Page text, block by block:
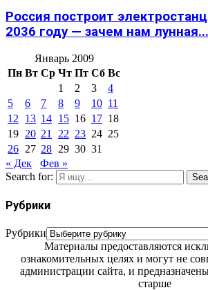
Россия построит
2036 году — зачем нам лунная...
Январь 2009
Пн Вт Ср Чт Пт Сб Вс
1
2 3
4
5
6 7 8 9 10 11
12
13 14 15 16 17 18
19 20 21 22 23 24 25
26 27 28 29 30 31
« Дек
Фев »
Search for:
Рубрики
Рубрики
Материалы предоставляются
ознакомительных целях и могут не
администрации сайта, и
старше